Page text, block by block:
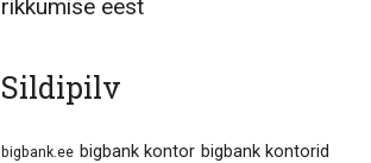
rikkumise eest
Sildipilv
bigbank.ee bigbank kontor bigbank kontorid